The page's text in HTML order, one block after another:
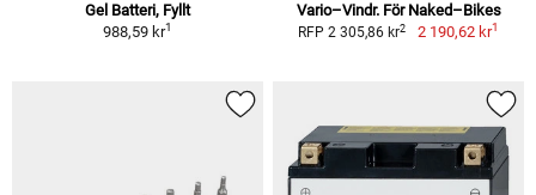
Gel Batteri, Fyllt
988,59 kr1
Vario–Vindr. För Naked–Bikes
RFP 2 305,86 kr2 2 190,62 kr1